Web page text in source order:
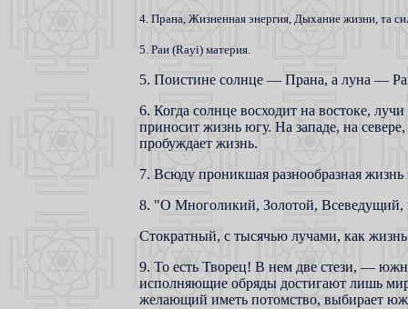
4. Прана, Жизненная энергия, Дыхание жизни, та
5. Раи (Rayi) материя.
5. Поистине солнце — Прана, а луна —
6. Когда солнце восходит на востоке,
приносит жизнь югу. На западе, на
пробуждает жизнь.
7. Всюду проникшая разнообразная
8. "О Многоликий, Золотой, Всеведущий,
Стократный, с тысячью лучами, как
9. То есть Творец! В нем две стези, —
исполняющие обряды достигают лишь
желающий иметь потомство, выбирает